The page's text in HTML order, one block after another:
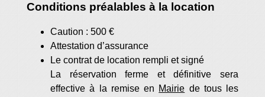
Conditions préalables à la location
Caution : 500 €
Attestation d’assurance
Le contrat de location rempli et signé
La réservation ferme et définitive sera
effective à la remise en Mairie de tous les